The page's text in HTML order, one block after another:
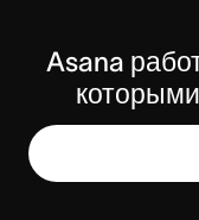
Asana